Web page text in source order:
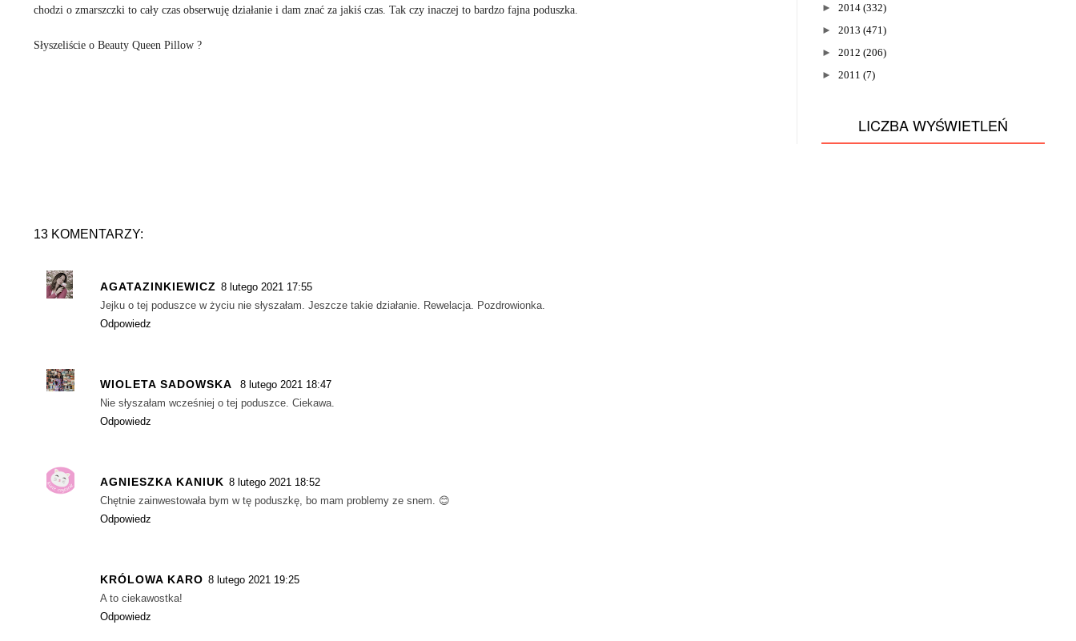
chodzi o zmarszczki to cały czas obserwuję działanie i dam znać za jakiś czas. Tak czy inaczej to bardzo fajna poduszka.
Słyszeliście o Beauty Queen Pillow ?
13 KOMENTARZY:
AGATAZINKIEWICZ 8 lutego 2021 17:55
Jejku o tej poduszce w życiu nie słyszałam. Jeszcze takie działanie. Rewelacja. Pozdrowionka.
Odpowiedz
WIOLETA SADOWSKA
8 lutego 2021 18:47
Nie słyszałam wcześniej o tej poduszce. Ciekawa.
Odpowiedz
AGNIESZKA KANIUK 8 lutego 2021 18:52
Chętnie zainwestowała bym w tę poduszkę, bo mam problemy ze snem. 😊
Odpowiedz
KRÓLOWA KARO 8 lutego 2021 19:25
A to ciekawostka!
Odpowiedz
► 2014 (332)
► 2013 (471)
► 2012 (206)
► 2011 (7)
LICZBA WYŚWIETLEŃ